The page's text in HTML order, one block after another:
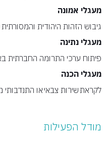
מעגלי אמונה
גיבוש הזהות היהודית
מעגלי נתינה
פיתוח ערכי התרומה החברתית
מעגלי הכנה
לקראת שירות צבאי או התנדבותי
מודל הפעילות